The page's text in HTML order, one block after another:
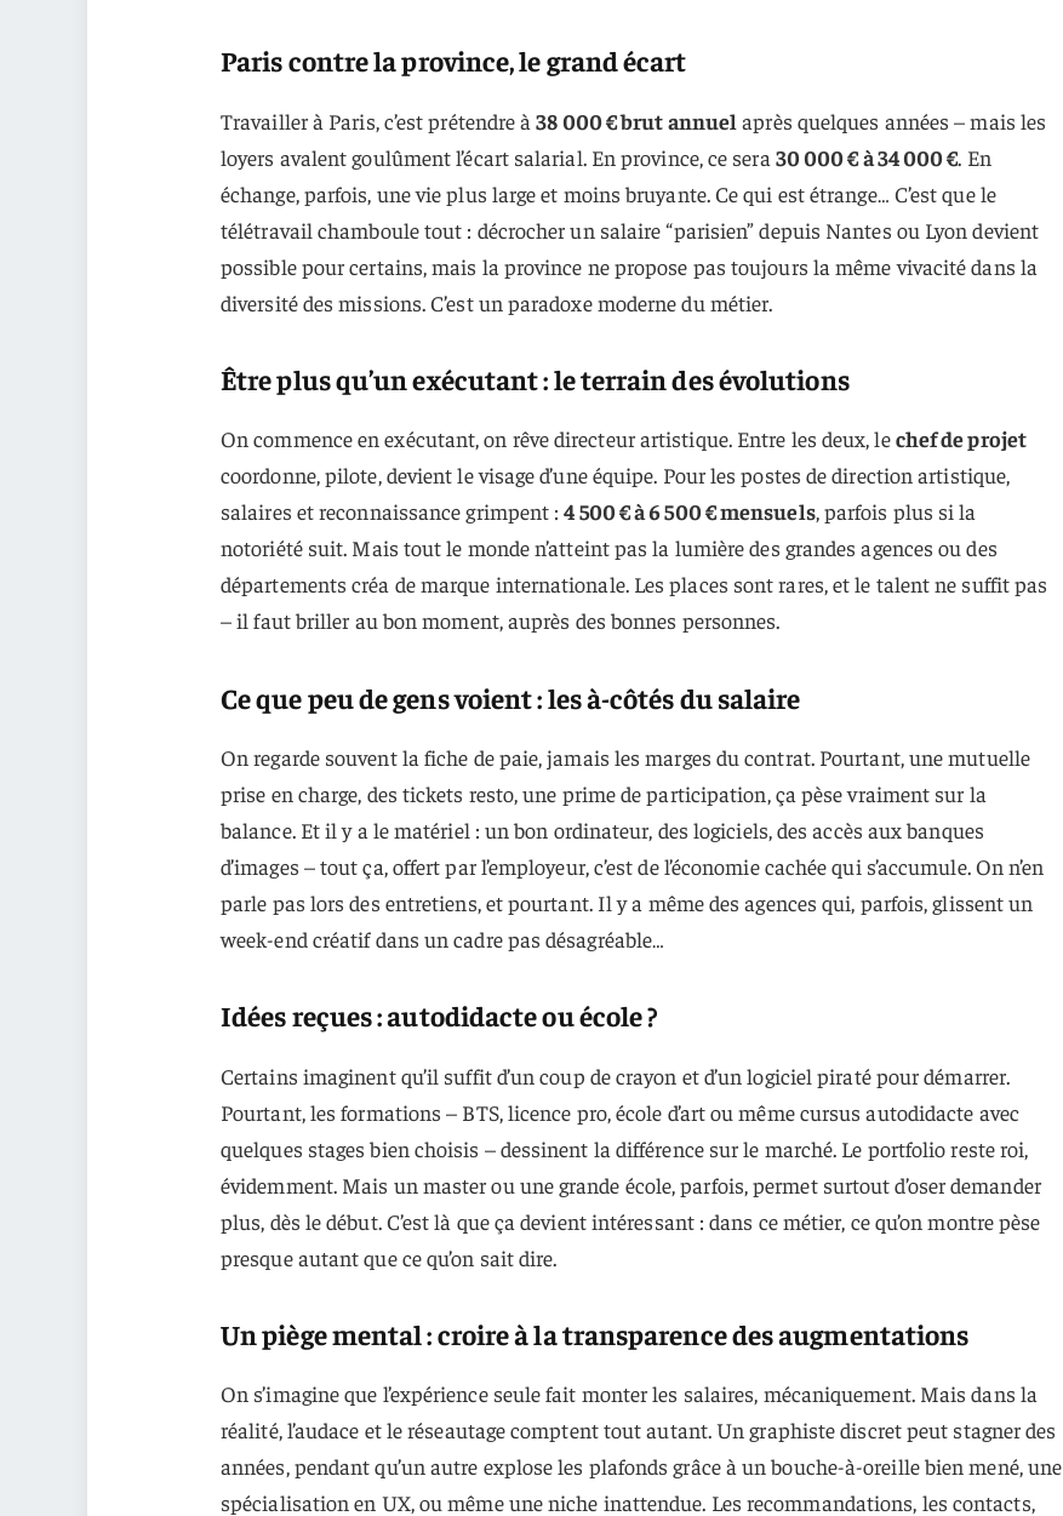
Paris contre la province, le grand écart
Travailler à Paris, c’est prétendre à38 000 € brut annuel après quelques années – mais les
loyers avalent goulûment l’écart salarial. En province, ce sera 30 000 € à 34 000 €. En
échange, parfois, une vie plus large et moins bruyante. Ce qui est étrange… C’est que le
télétravail chamboule tout : décrocher un salaire “parisien” depuis Nantes ou Lyon devient
possible pour certains, mais la province ne propose pas toujours la même vivacité dans la
diversité des missions. C’est un paradoxe moderne du métier.
Être plus qu’un exécutant : le terrain des évolutions
On commence en exécutant, on rêve directeur artistique. Entre les deux, lechef de projet
coordonne, pilote, devient le visage d’une équipe. Pour les postes de direction artistique,
salaires et reconnaissance grimpent :4 500 € à 6 500 € mensuels, parfois plus si la
notoriété suit. Mais tout le monde n’atteint pas la lumière des grandes agences ou des
départements créa de marque internationale. Les places sont rares, et le talent ne suffit pas
– il faut briller au bon moment, auprès des bonnes personnes.
Ce que peu de gens voient : les à-côtés du salaire
On regarde souvent la fiche de paie, jamais les marges du contrat. Pourtant, une mutuelle
prise en charge, des tickets resto, une prime de participation, ça pèse vraiment sur la
balance. Et il y a le matériel : un bon ordinateur, des logiciels, des accès aux banques
d’images – tout ça, offert par l’employeur, c’est de l’économie cachée qui s’accumule. On n’en
parle pas lors des entretiens, et pourtant. Il y a même des agences qui, parfois, glissent un
week-end créatif dans un cadre pas désagréable…
Idées reçues : autodidacte ou école ?
Certains imaginent qu’il suffit d’un coup de crayon et d’un logiciel piraté pour démarrer.
Pourtant, les formations – BTS, licence pro, école d’art ou même cursus autodidacte avec
quelques stages bien choisis – dessinent la différence sur le marché. Le portfolio reste roi,
évidemment. Mais un master ou une grande école, parfois, permet surtout d’oser demander
plus, dès le début. C’est là que ça devient intéressant : dans ce métier, ce qu’on montre pèse
presque autant que ce qu’on sait dire.
Un piège mental : croire à la transparence des augmentations
On s’imagine que l’expérience seule fait monter les salaires, mécaniquement. Mais dans la
réalité, l’audace et le réseautage comptent tout autant. Un graphiste discret peut stagner des
années, pendant qu’un autre explose les plafonds grâce à un bouche-à-oreille bien mené, une
spécialisation en UX, ou même une niche inattendue. Les recommandations, les contacts,